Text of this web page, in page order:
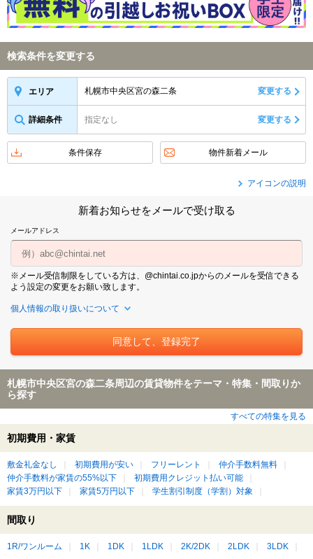
検索条件を変更する
エリア 札幌市中央区宮の森二条 変更する
詳細条件 指定なし 変更する
条件保存 物件新着メール
アイコンの説明
新着お知らせをメールで受け取る
メールアドレス
※メール受信制限をしている方は、@chintai.co.jpからのメールを受信できる
よう設定の変更をお願い致します。
個人情報の取り扱いについて
札幌市中央区宮の森二条周辺の賃貸物件をテーマ・特集・間取りか
ら探す
すべての特集を見る
初期費用・家賃
敷金礼金なし 初期費用が安い フリーレント
仲介手数料無料
仲介手数料が家賃の55%以下
初期費用クレジット払い可能
家賃3万円以下
家賃5万円以下 学生割引制度（学割）対象
間取り
1R/ワンルーム 1K 1DK 1LDK 2K/2DK 2LDK 3LDK